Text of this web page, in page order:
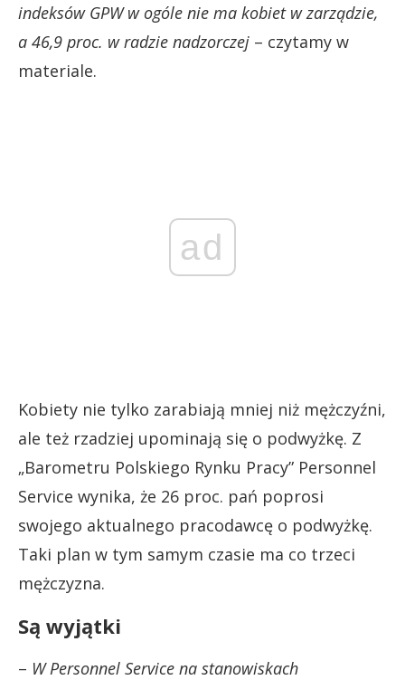
indeksów GPW w ogóle nie ma kobiet w zarządzie,
a 46,9 proc. w radzie nadzorczej – czytamy w
materiale.
ad
Kobiety nie tylko zarabiają mniej niż mężczyźni,
ale też rzadziej upominają się o podwyżkę. Z
„Barometru Polskiego Rynku Pracy” Personnel
Service wynika, że 26 proc. pań poprosi
swojego aktualnego pracodawcę o podwyżkę.
Taki plan w tym samym czasie ma co trzeci
mężczyzna.
Są wyjątki
– W Personnel Service na stanowiskach